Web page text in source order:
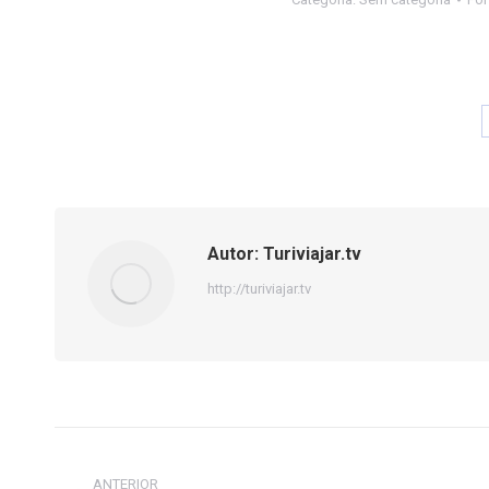
Autor: Turiviajar.tv
http://turiviajar.tv
ANTERIOR